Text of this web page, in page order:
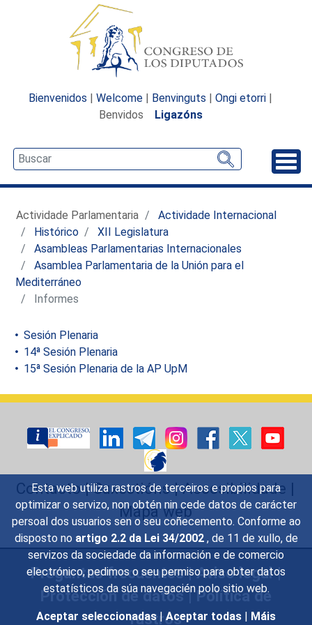
Esta web utiliza rastros de terceiros e propios para
optimizar o servizo, non obtén nin cede datos de carácter
persoal dos usuarios sen o seu coñecemento. Conforme ao
disposto no artigo 2.2 da Lei 34/2002 , de 11 de xullo, de
servizos da sociedade da información e de comercio
electrónico, pedimos o seu permiso para obter datos
estatísticos da súa navegacién polo sitio web.
Aceptar seleccionadas | Aceptar todas | Máis
Bienvenidos | Welcome | Benvinguts | Ongi etorri |
Benvidos Ligazóns
Actividade Parlamentaria
Actividade Internacional
Histórico
XII Legislatura
Asambleas Parlamentarias Internacionales
Asamblea Parlamentaria de la Unión para el
Mediterráneo
Informes
Sesión Plenaria
14ª Sesión Plenaria
15ª Sesión Plenaria de la AP UpM
Contacto|Suxestións|Accesibilidade |
Mapa web
Preguntas frecuentes|Aviso legal|
Protección de datos|Política de
rastros